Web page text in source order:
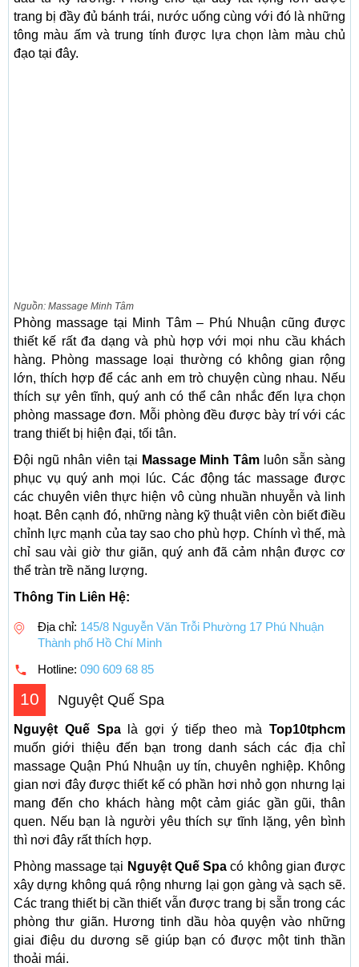
trang bị đầy đủ bánh trái, nước uống cùng với đó là những
tông màu ấm và trung tính được lựa chọn làm màu chủ
đạo tại đây.
Nguồn: Massage Minh Tâm
Phòng massage tại Minh Tâm – Phú Nhuận cũng được
thiết kế rất đa dạng và phù hợp với mọi nhu cầu khách
hàng. Phòng massage loại thường có không gian rộng
lớn, thích hợp để các anh em trò chuyện cùng nhau. Nếu
thích sự yên tĩnh, quý anh có thể cân nhắc đến lựa chọn
phòng massage đơn. Mỗi phòng đều được bày trí với các
trang thiết bị hiện đại, tối tân.
Đội ngũ nhân viên tại Massage Minh Tâm luôn sẵn sàng
phục vụ quý anh mọi lúc. Các động tác massage được
các chuyên viên thực hiện vô cùng nhuần nhuyễn và linh
hoạt. Bên cạnh đó, những nàng kỹ thuật viên còn biết điều
chỉnh lực mạnh của tay sao cho phù hợp. Chính vì thế, mà
chỉ sau vài giờ thư giãn, quý anh đã cảm nhận được cơ
thể tràn trề năng lượng.
Thông Tin Liên Hệ:
Địa chỉ: 145/8 Nguyễn Văn Trỗi Phường 17 Phú Nhuận
Thành phố Hồ Chí Minh
Hotline: 090 609 68 85
10 Nguyệt Quế Spa
Nguyệt Quế Spalà gợi ý tiếp theo màTop10tphcm
muốn giới thiệu đến bạn trong danh sách các địa chỉ
massage Quận Phú Nhuận uy tín, chuyên nghiệp. Không
gian nơi đây được thiết kế có phần hơi nhỏ gọn nhưng lại
mang đến cho khách hàng một cảm giác gần gũi, thân
quen. Nếu bạn là người yêu thích sự tĩnh lặng, yên bình
thì nơi đây rất thích hợp.
Phòng massage tại Nguyệt Quế Spa có không gian được
xây dựng không quá rộng nhưng lại gọn gàng và sạch sẽ.
Các trang thiết bị cần thiết vẫn được trang bị sẵn trong các
phòng thư giãn. Hương tinh dầu hòa quyện vào những
giai điệu du dương sẽ giúp bạn có được một tinh thần
thoải mái.